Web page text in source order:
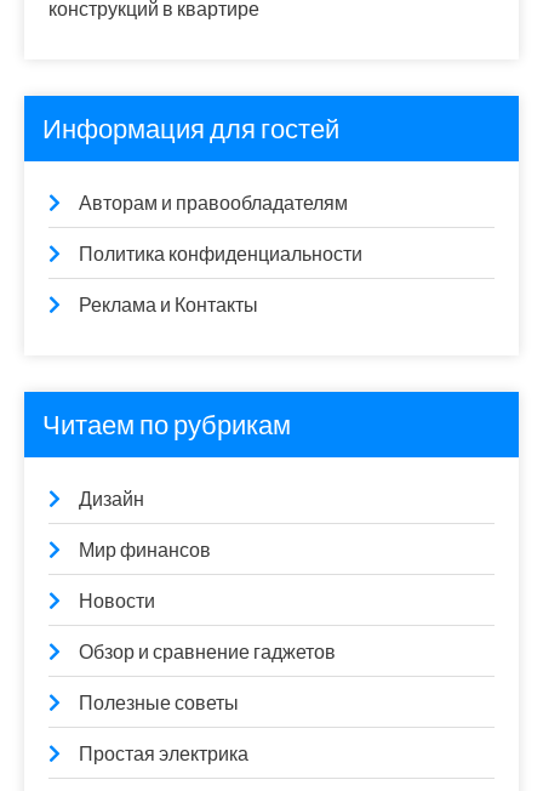
конструкций в квартире
Информация для гостей
Авторам и правообладателям
Политика конфиденциальности
Реклама и Контакты
Читаем по рубрикам
Дизайн
Мир финансов
Новости
Обзор и сравнение гаджетов
Полезные советы
Простая электрика